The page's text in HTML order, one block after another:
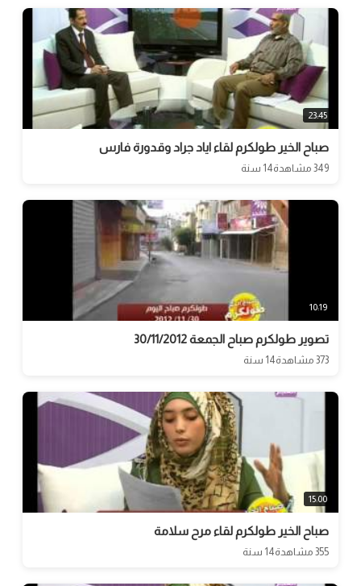
23:45
صباح الخير طولكرم لقاء اياد جراد وقدورة فارس
349 مشاهدة 14 سنة
10:19
تصوير طولكرم صباح الجمعة 30/11/2012
373 مشاهدة 14 سنة
15:00
صباح الخير طولكرم لقاء مرح سلامة
355 مشاهدة 14 سنة